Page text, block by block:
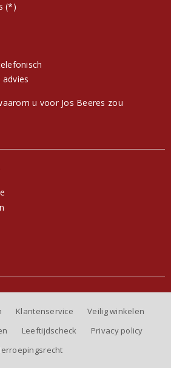
(*)
u voor Jos Beeres zou
Klantenservice
Veilig winkelen
Leeftijdscheck
Privacy policy